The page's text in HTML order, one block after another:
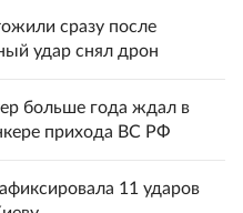
сразу после
удар снял дрон
больше года ждал в
прихода ВС РФ
11 ударов